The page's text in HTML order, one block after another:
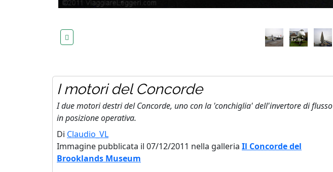
I motori del Concorde
I due motori destri del Concorde, uno con la 'conchiglia' dell'invertore di flusso
in posizione operativa.
Di Claudio_VL
Immagine pubblicata il 07/12/2011 nella galleria Il Concorde del
Brooklands Museum